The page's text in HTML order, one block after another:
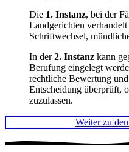
Die 1. Instanz, bei der
Landgerichten
Schriftwechsel,
In der2. Instanz kann
Berufung eingelegt
rechtliche Bewertung
Entscheidung überprüft,
zuzulassen.
Weiter zu